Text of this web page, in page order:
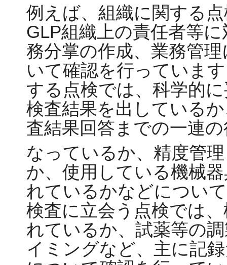
例えば、組織に関する
GLP組織上の責任者等
務分掌の作成、業務管
いて確認を行っていま
する点検では、科学的
検査結果を出している
査結果回答までの一連
なっているか、精度管理
か、使用している機械
れているかなどについ
検査に立会う点検では
れているか、試薬等の
イミングなど、主に記